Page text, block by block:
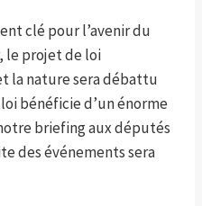
clé pour l’avenir du
le projet de loi
la nature sera débattu
bénéficie d’un énorme
briefing aux députés
des événements sera